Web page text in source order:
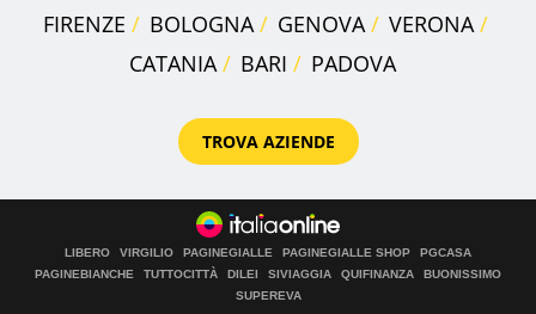
FIRENZE
BOLOGNA GENOVA
VERONA
CATANIA
BARI PADOVA
TROVA AZIENDE
LIBERO VIRGILIO PAGINEGIALLE PAGINEGIALLE SHOP
PGCASA
PAGINEBIANCHE
TUTTOCITTÀ DILEI SIVIAGGIA QUIFINANZA
BUONISSIMO
SUPEREVA